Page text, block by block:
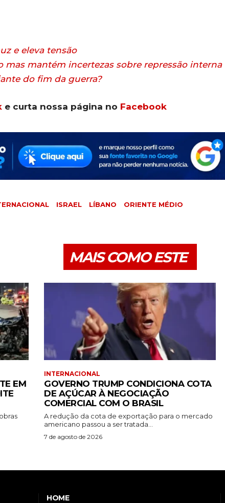
e eleva tensão
mas mantém incertezas sobre repressão interna
do fim da guerra?
e curta nossa página no Facebook
ISRAEL LÍBANO ORIENTE MÉDIO
MAIS COMO ESTE
EM
INTERNACIONAL
GOVERNO TRUMP CONDICIONA COTA
DE AÇÚCAR À NEGOCIAÇÃO
COMERCIAL COM O BRASIL
A redução da cota de exportação para o mercado
americano passou a ser tratada...
7 de agosto de 2026
HOME